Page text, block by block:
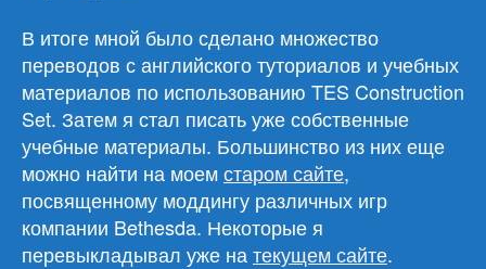
В итоге мной было сделано множество
переводов с английского туториалов и учебных
материалов по использованию TES Construction
Set. Затем я стал писать уже собственные
учебные материалы. Большинство из них еще
можно найти на моемстаром сайте,
посвященному моддингу различных игр
компании Bethesda. Некоторые я
перевыкладывал уже на текущем сайте.